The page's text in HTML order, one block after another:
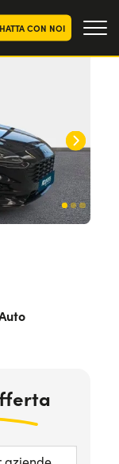
CON NOI